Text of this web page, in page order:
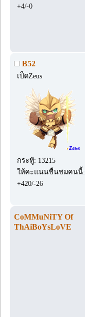
+4/-0
B52
เป็ดZeus
กระทู้: 13215
ให้คะแนนชื่นชมคนนี้:
+420/-26
CoMMuNiTY Of
ThAiBoYsLoVE